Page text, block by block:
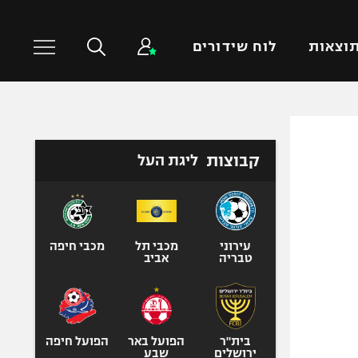
תוצאות לוח שידורים
טניס
כדורעף
ספורט אולימפי
קבוצות ליגת העל
עירוני
טבריה
מכבי תל
אביב
מכבי חיפה
בית"ר
ירושלים
הפועל באר
שבע
הפועל חיפה